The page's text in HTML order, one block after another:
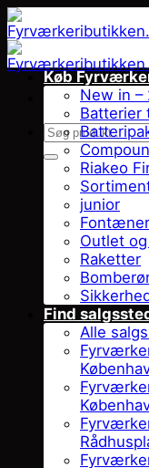
Fortsæt
til
indhold
Søg
efter:
Køb
New in –
Batterier
Riakeo
junior
Fontæner
Outlet
Raketter
Find
Alle